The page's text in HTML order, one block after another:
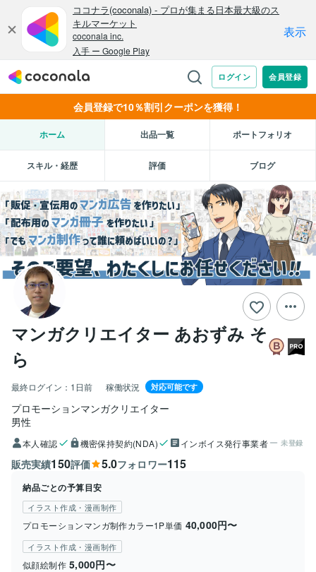
会員登録で10％割引クーポンを獲得！
ホーム 出品一覧 ポートフォリオ
スキル・経歴 評価 ブログ
マンガクリエイター あおずみ そ
ら
最終ログイン： 1日前 稼働状況 対応可能です
プロモーションマンガクリエイター
男性
本人確認 機密保持契約(NDA) インボイス発行事業者 未登録
販売実績150評価 5.0フォロワー115
納品ごとの予算目安
イラスト作成・漫画制作
プロモーションマンガ制作カラー1P単価 40,000円〜
イラスト作成・漫画制作
似顔絵制作 5,000円〜